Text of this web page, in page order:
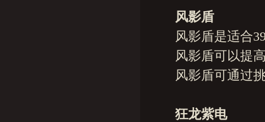
风影盾
风影盾是适合39
风影盾可以提高
风影盾可通过挑
狂龙紫电